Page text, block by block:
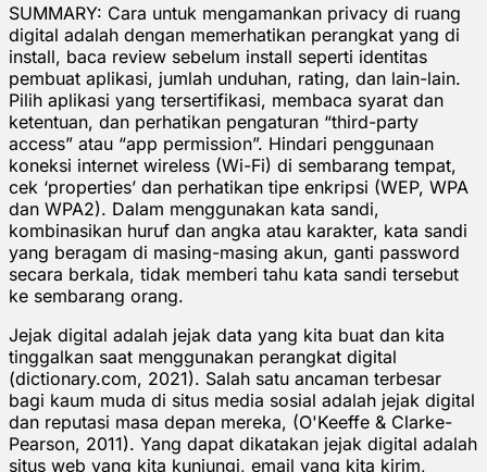
SUMMARY: Cara untuk mengamankan privacy di ruang
digital adalah dengan memerhatikan perangkat yang di
install, baca review sebelum install seperti identitas
pembuat aplikasi, jumlah unduhan, rating, dan lain-lain.
Pilih aplikasi yang tersertifikasi, membaca syarat dan
ketentuan, dan perhatikan pengaturan “third-party
access” atau “app permission”. Hindari penggunaan
koneksi internet wireless (Wi-Fi) di sembarang tempat,
cek ‘properties’ dan perhatikan tipe enkripsi (WEP, WPA
dan WPA2). Dalam menggunakan kata sandi,
kombinasikan huruf dan angka atau karakter, kata sandi
yang beragam di masing-masing akun, ganti password
secara berkala, tidak memberi tahu kata sandi tersebut
ke sembarang orang.
Jejak digital adalah jejak data yang kita buat dan kita
tinggalkan saat menggunakan perangkat digital
(dictionary.com, 2021). Salah satu ancaman terbesar
bagi kaum muda di situs media sosial adalah jejak digital
dan reputasi masa depan mereka, (O'Keeffe & Clarke-
Pearson, 2011). Yang dapat dikatakan jejak digital adalah
situs web yang kita kunjungi, email yang kita kirim,